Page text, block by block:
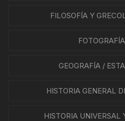
FILOSOFÍA Y
FOTOGRAFÍA
GEOGRAFÍA /
HISTORIA GENERAL
HISTORIA UNIVERSAL